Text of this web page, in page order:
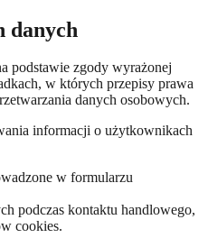
danych
podstawie zgody wyrażonej
w których przepisy prawa
danych osobowych.
informacji o użytkownikach
w formularzu
podczas kontaktu handlowego,
cookies.